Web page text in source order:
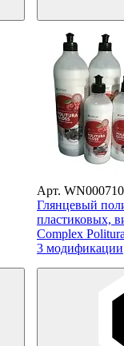
Арт.
Глянцевый
пластиковых,
Complex
3 модификации